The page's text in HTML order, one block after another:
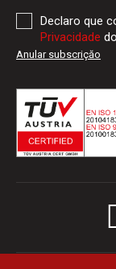
Declaro que
Privacidade
Anular subscriçăo